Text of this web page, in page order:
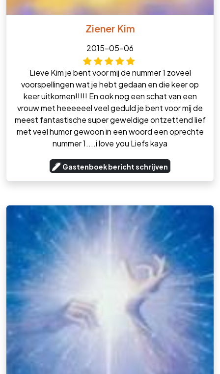
Ziener Kim
2015-05-06
Lieve Kim je bent voor mij de nummer 1 zoveel
voorspellingen wat je hebt gedaan en die keer op
keer uitkomen!!!!! En ook nog een schat van een
vrouw met heeeeeel veel geduld je bent voor mij de
meest fantastische super geweldige ontzettend lief
met veel humor gewoon in een woord een oprechte
nummer 1....i love you Liefs kaya
Gastenboek bericht schrijven